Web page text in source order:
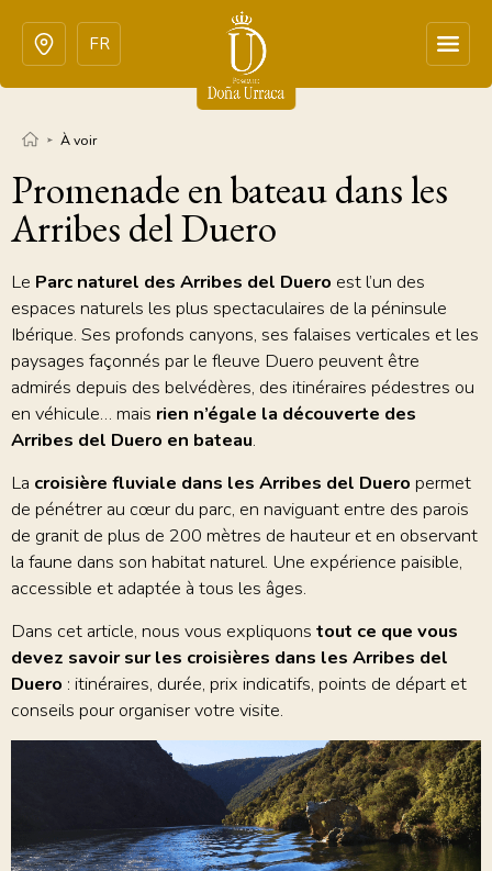
FR
À voir
Promenade en bateau dans les
Arribes del Duero
Le Parc naturel des Arribes del Duero est l’un des
espaces naturels les plus spectaculaires de la péninsule
Ibérique. Ses profonds canyons, ses falaises verticales et les
paysages façonnés par le fleuve Duero peuvent être
admirés depuis des belvédères, des itinéraires pédestres ou
en véhicule… mais rien n’égale la découverte des
Arribes del Duero en bateau.
La croisière fluviale dans les Arribes del Duero permet
de pénétrer au cœur du parc, en naviguant entre des parois
de granit de plus de 200 mètres de hauteur et en observant
la faune dans son habitat naturel. Une expérience paisible,
accessible et adaptée à tous les âges.
Dans cet article, nous vous expliquons tout ce que vous
devez savoir sur les croisières dans les Arribes del
Duero : itinéraires, durée, prix indicatifs, points de départ et
conseils pour organiser votre visite.